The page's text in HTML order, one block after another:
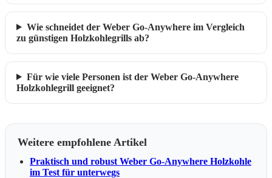
Wie schneidet der Weber Go-Anywhere im Vergleich
zu günstigen Holzkohlegrills ab?
Für wie viele Personen ist der Weber Go-Anywhere
Holzkohlegrill geeignet?
Weitere empfohlene Artikel
Praktisch und robust Weber Go-Anywhere Holzkohle
im Test für unterwegs